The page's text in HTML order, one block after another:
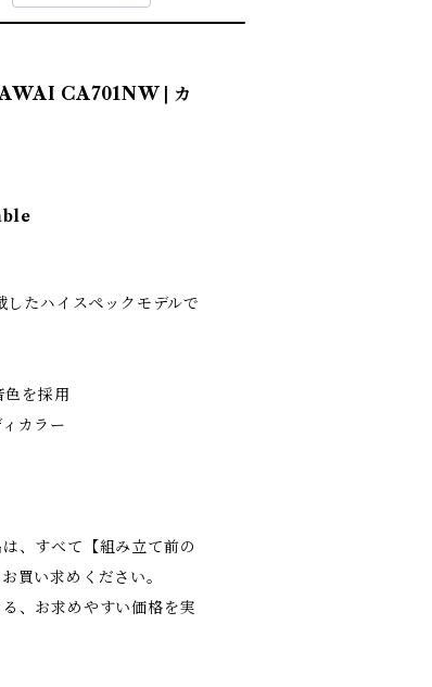
CA701NW | カ
たハイスペックモデルで
色を採用
カラー
、すべて【組み立て前の
買い求めください。
、お求めやすい価格を実